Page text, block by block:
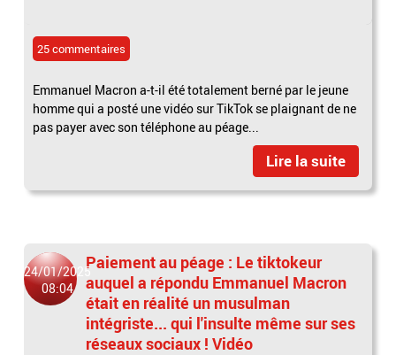
25 commentaires
Emmanuel Macron a-t-il été totalement berné par le jeune
homme qui a posté une vidéo sur TikTok se plaignant de ne
pas payer avec son téléphone au péage...
Lire la suite
24/01/2025
08:04
Paiement au péage : Le tiktokeur
auquel a répondu Emmanuel Macron
était en réalité un musulman
intégriste... qui l'insulte même sur ses
réseaux sociaux ! Vidéo